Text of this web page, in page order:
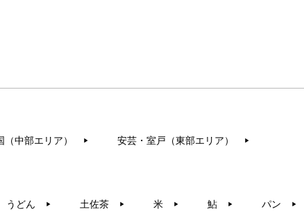
中部エリア） ▶︎ 安芸・室戸（東部エリア） ▶︎
うどん ▶︎ 土佐茶 ▶︎ 米 ▶︎ 鮎 ▶︎ パン ▶︎